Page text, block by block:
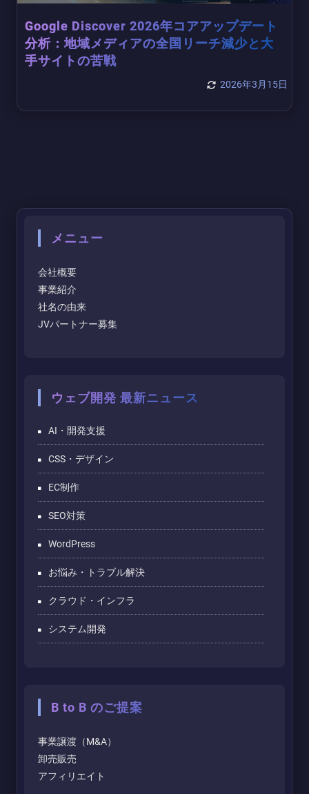
2026年3月15日
Google Discover 2026年コアアップデート
分析：地域メディアの全国リーチ減少と大
手サイトの苦戦
メニュー
会社概要
事業紹介
社名の由来
JVパートナー募集
ウェブ開発 最新ニュース
AI・開発支援
CSS・デザイン
EC制作
SEO対策
WordPress
お悩み・トラブル解決
クラウド・インフラ
システム開発
B to B のご提案
事業譲渡（M&A）
卸売販売
アフィリエイト